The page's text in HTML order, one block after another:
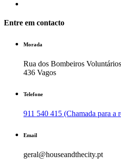
Entre em contacto
Morada
Rua dos Bombeiros
436 Vagos
Telefone
911 540 415 (Chamada para a
Email
geral@houseandthecity.pt